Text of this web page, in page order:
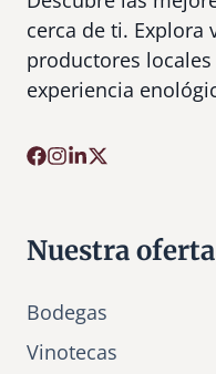
cerca de ti. Explora
productores
experiencia
Nuestra oferta
Bodegas
Vinotecas